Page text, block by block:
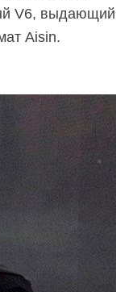
V6, выдающий
Aisin.